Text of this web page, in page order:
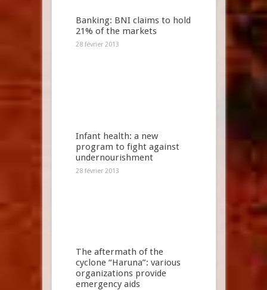
Banking: BNI claims to hold
21% of the markets
28 février 2013
Infant health: a new
program to fight against
undernourishment
28 février 2013
The aftermath of the
cyclone “Haruna”: various
organizations provide
emergency aids